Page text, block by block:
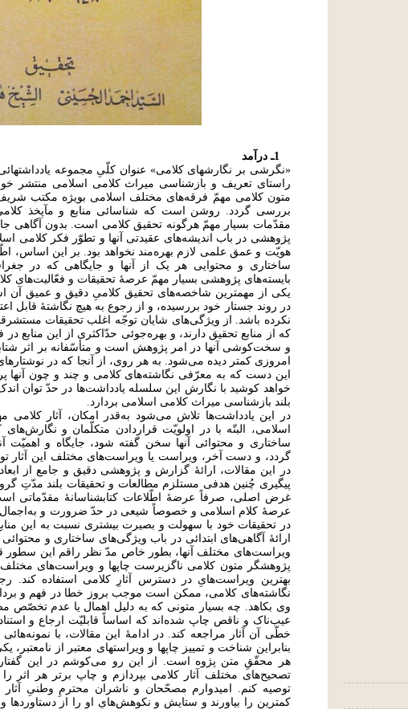
1ـ درآمد
«نگرشی بر نگارشهای کلامی» عنوان کلّیِ مجموعه
راستای تعریف و بازشناسی میراث کلامی اسلامی منتشر
متون کلامی مهمّ فرقه‌های مختلف اسلامی بویژه مکتب شریف
بررسی گردد. روشن است که شناسائی منابع و مآپخذ کلامی
مقدّمات بسیار مهمّ هرگونه تحقیق کلامی است. بدون آگاهی
پژوهشی در باب اندیشه‌های عقیدتی آنها و تطوّر فکر کلامی
هویّت و عمق علمی لازم بهره‌مند نخواهد بود. بر این اساس،
ساختاری و محتوایی هر یک از آنها و جایگاهی که در
بایسته‌های پژوهشی بسیار مهمّ عرصۀ تحقیقات و فعّالیت‌های
یکی از مهمترین شاخصه‌های تحقیق کلامیِ دقیق و عمیق آن
در روند جستار خود بررسیده، و از رجوع به هیچ نگاشتۀ
نکرده باشد. از ویژگی‌های شایان توجّه اغلب تحقیقات
که از منابع تحقیق دارند، و بهره‌جوئی حدّاکثری از این
و سخت‌کوشی آنها در امر پژوهش است و متأسّفانه بر اثر
امروزی کمتر دیده می‌شود. به هر روی، از آنجا که در نوشتارهای
این دست که به معرّفی نگاشته‌های کلامی و چند و چون آنها
خواهد ‌کوشید با نگارش این سلسله یادداشت‌ها در حدّ توان
بلند بازشناسی میراث کلامی اسلامی بردارد.
در این یادداشت‌ها تلاش می‌شود به‌قدر امکان، آثار کلامی
اسلامی، البتّه با در اولویّت قراردادن متکلّمان و
ساختاری و محتوائی آنها سخن گفته شود، جایگاه و اهمیّت
گردد، و دست آخر، ویراست یا ویراست‌های مختلف این آثار
در این مقالات، ارائۀ گزارش و پژوهشی دقیق و جامع از
پیگیری چُنین هدفی مستلزم مطالعات و تحقیقات بلند مدّتِ
غرض اصلی، صرفاً عرضۀ اطّلاعات کتابشناسانۀ مقدّماتی
عرصۀ کلام اسلامی و خصوصاً شیعی در حدّ ضرورت و به‌اجمال،
در تحقیقات خود با سهولت و بصیرت بیشتری نسبت به این منابع
ارائۀ آگاهی‌های ابتدائی در باب ویژگی‌های ساختاری و
ویراست‌های مختلف آنها، بطور خاص مدّ نظر راقم این سطور
پژوهشگر متون کلامی ناگزیرست چاپها و ویراست‌های
بهترین ویراست‌هایِ در دسترس آثارِ کلامی استفاده کند.
نگاشته‌های کلامی، ممکن است موجب بروز خطا در فهم و
وی بکاهد. چه بسیار متونی که به دلیل اهمال یا عدم تخصّص
عیب‌ناک و ناقص چاپ شده‌اند که اساساً قابلیّت ارجاع و استناد
خطّی آن آثار مراجعه کند. در ادامۀ این مقالات، با
بنابراین شناخت و تمییز چاپها و ویراستهای معتبر از نامعتبر،
هر محقّقِ متن پژوه است. از این رو می‌کوشم در این
تصحیح‌های مختلف آثار کلامی بپردازم و چاپ برتر هر اثر
توصیه کنم. امیدوارم مصحّحان و ناشران محترمِ وطنیِ آثار
کمترین را بیاورند و ستایش و نکوهش‌هایِ او را از